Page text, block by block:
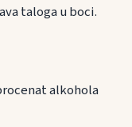
taloga u boci.
alkohola